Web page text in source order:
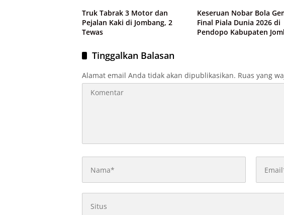
Truk Tabrak 3 Motor dan
Pejalan Kaki di Jombang, 2
Tewas
Keseruan Nobar Bola
Final Piala Dunia 2026 di
Pendopo Kabupaten
Tinggalkan Balasan
Alamat email Anda tidak akan dipublikasikan. Ruas yang